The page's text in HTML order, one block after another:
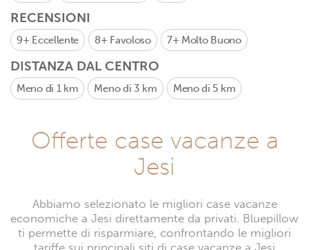
RECENSIONI
9+ Eccellente 8+ Favoloso 7+ Molto Buono
DISTANZA DAL CENTRO
Meno di 1 km Meno di 3 km Meno di 5 km
Offerte case vacanze a
Jesi
Abbiamo selezionato le migliori case vacanze
economiche a Jesi direttamente da privati. Bluepillow
ti permette di risparmiare, confrontando le migliori